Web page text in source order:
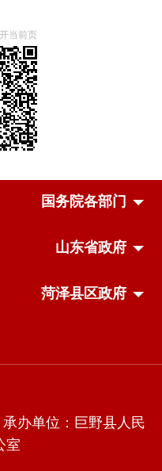
当前页
国务院各部门
山东省政府
菏泽县区政府
办单位：巨野县人民
室